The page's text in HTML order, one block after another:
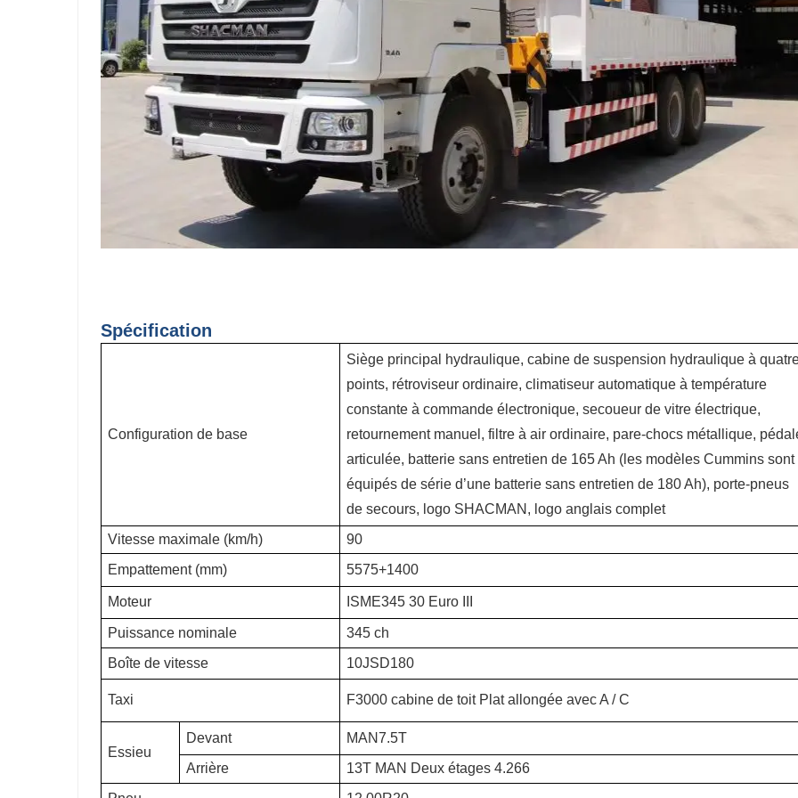
Spécification
Configuration de base
Siège principal hydraulique, cabine de suspension hydraulique à
points, rétroviseur ordinaire, climatiseur automatique à température
constante à commande électronique, secoueur de vitre électrique,
retournement manuel, filtre à air ordinaire, pare-chocs métallique,
articulée, batterie sans entretien de 165 Ah (les modèles Cummins sont
équipés de série d’une batterie sans entretien de 180 Ah), porte-pneus
de secours, logo SHACMAN, logo anglais complet
Vitesse maximale (km/h)
90
Empattement (mm)
5575+1400
Moteur ISME345 30 Euro III
Puissance nominale
345 ch
Boîte de vitesse
10JSD180
Taxi F3000 cabine de toit Plat allongée avec A / C
Essieu
Devant
MAN7.5T
Arrière
13T MAN Deux étages 4.266